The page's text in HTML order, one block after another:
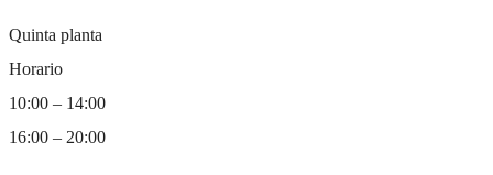
Quinta planta
Horario
10:00 – 14:00
16:00 – 20:00